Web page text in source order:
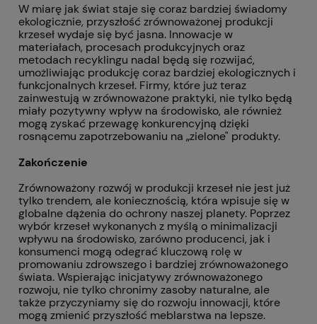
W miarę jak świat staje się coraz bardziej świadomy
ekologicznie, przyszłość zrównoważonej produkcji
krzeseł wydaje się być jasna. Innowacje w
materiałach, procesach produkcyjnych oraz
metodach recyklingu nadal będą się rozwijać,
umożliwiając produkcję coraz bardziej ekologicznych i
funkcjonalnych krzeseł. Firmy, które już teraz
zainwestują w zrównoważone praktyki, nie tylko będą
miały pozytywny wpływ na środowisko, ale również
mogą zyskać przewagę konkurencyjną dzięki
rosnącemu zapotrzebowaniu na „zielone" produkty.
Zakończenie
Zrównoważony rozwój w produkcji krzeseł nie jest już
tylko trendem, ale koniecznością, która wpisuje się w
globalne dążenia do ochrony naszej planety. Poprzez
wybór krzeseł wykonanych z myślą o minimalizacji
wpływu na środowisko, zarówno producenci, jak i
konsumenci mogą odegrać kluczową rolę w
promowaniu zdrowszego i bardziej zrównoważonego
świata. Wspierając inicjatywy zrównoważonego
rozwoju, nie tylko chronimy zasoby naturalne, ale
także przyczyniamy się do rozwoju innowacji, które
mogą zmienić przyszłość meblarstwa na lepsze.